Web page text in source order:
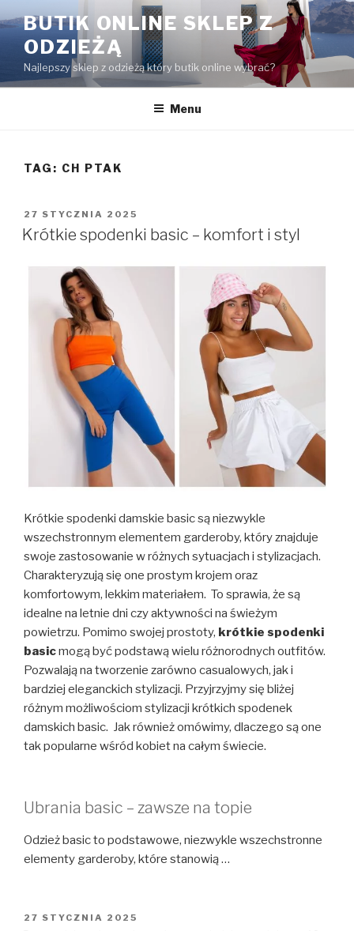
do
treści
BUTIK ONLINE SKLEP Z
ODZIEŻĄ
Najlepszy sklep z odzieżą który butik online wybrać?
Menu
TAG: CH PTAK
OPUBLIKOWANE
W
27 STYCZNIA 2025
Krótkie spodenki basic – komfort i styl
Krótkie spodenki damskie basic są niezwykle
wszechstronnym elementem garderoby, który znajduje
swoje zastosowanie w różnych sytuacjach i stylizacjach.
Charakteryzują się one prostym krojem oraz
komfortowym, lekkim materiałem. To sprawia, że są
idealne na letnie dni czy aktywności na świeżym
powietrzu. Pomimo swojej prostoty, krótkie spodenki
basicmogą być podstawą wielu różnorodnych outfitów.
Pozwalają na tworzenie zarówno casualowych, jak i
bardziej eleganckich stylizacji. Przyjrzyjmy się bliżej
różnym możliwościom stylizacji krótkich spodenek
damskich basic. Jak również omówimy, dlaczego są one
tak popularne wśród kobiet na całym świecie.
Ubrania basic – zawsze na topie
Odzież basic to podstawowe, niezwykle wszechstronne
elementy garderoby, które stanowią …
OPUBLIKOWANE
27 STYCZNIA 2025